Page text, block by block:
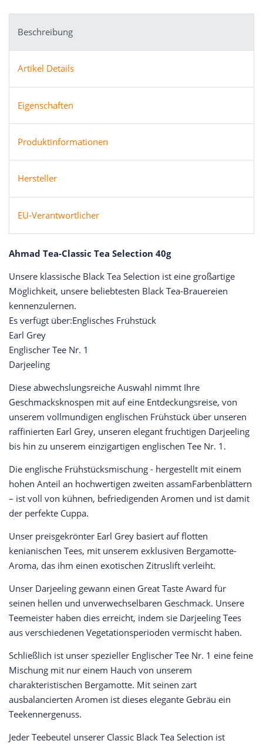
Beschreibung
Artikel Details
Eigenschaften
Produktinformationen
Hersteller
EU-Verantwortlicher
Ahmad Tea-Classic Tea Selection 40g
Unsere klassische Black Tea Selection ist eine großartige
Möglichkeit, unsere beliebtesten Black Tea-Brauereien
kennenzulernen.
Es verfügt über:Englisches Frühstück
Earl Grey
Englischer Tee Nr. 1
Darjeeling
Diese abwechslungsreiche Auswahl nimmt Ihre
Geschmacksknospen mit auf eine Entdeckungsreise, von
unserem vollmundigen englischen Frühstück über unseren
raffinierten Earl Grey, unseren elegant fruchtigen Darjeeling
bis hin zu unserem einzigartigen englischen Tee Nr. 1.
Die englische Frühstücksmischung - hergestellt mit einem
hohen Anteil an hochwertigen zweiten assamFarbenblättern
– ist voll von kühnen, befriedigenden Aromen und ist damit
der perfekte Cuppa.
Unser preisgekrönter Earl Grey basiert auf flotten
kenianischen Tees, mit unserem exklusiven Bergamotte-
Aroma, das ihm einen exotischen Zitruslift verleiht.
Unser Darjeeling gewann einen Great Taste Award für
seinen hellen und unverwechselbaren Geschmack. Unsere
Teemeister haben dies erreicht, indem sie Darjeeling Tees
aus verschiedenen Vegetationsperioden vermischt haben.
Schließlich ist unser spezieller Englischer Tee Nr. 1 eine feine
Mischung mit nur einem Hauch von unserem
charakteristischen Bergamotte. Mit seinen zart
ausbalancierten Aromen ist dieses elegante Gebräu ein
Teekennergenuss.
Jeder Teebeutel unserer Classic Black Tea Selection ist